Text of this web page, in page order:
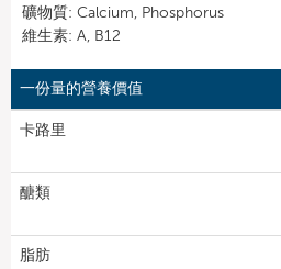
礦物質: Calcium, Phosphorus
維生素: A, B12
一份量的營養價值
卡路里
醣類
脂肪